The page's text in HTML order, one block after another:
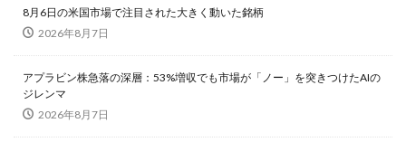
8月6日の米国市場で注目された大きく動いた銘柄
2026年8月7日
アプラビン株急落の深層：53%増収でも市場が「ノー」を突きつけたAIの
ジレンマ
2026年8月7日